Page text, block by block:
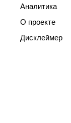
Аналитика
О проекте
Дисклеймер